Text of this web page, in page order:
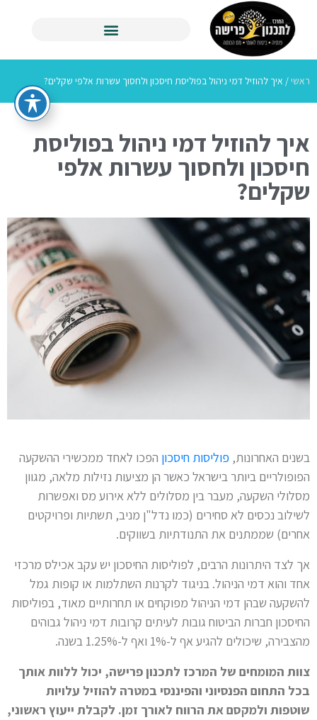
ראשי/ איך להוזיל דמי ניהול בפוליסת חיסכון ולחסוך עשרות אלפי שקלים?
איך להוזיל דמי ניהול בפוליסת
חיסכון ולחסוך עשרות אלפי
שקלים?
בשנים האחרונות, פוליסות חיסכון הפכו לאחד ממכשירי ההשקעה
הפופולריים ביותר בישראל כאשר הן מציעות נזילות מלאה, מגוון
מסלולי השקעה, מעבר בין מסלולים ללא אירוע מס ואפשרות
לשילוב נכסים לא סחירים (כמו נדל"ן מניב, תשתיות ופרויקטים
אחרים) שממתנים את התנודתיות בשווקים.
אך לצד היתרונות הרבים, לפוליסות החיסכון יש עקב אכילס מרכזי
אחד והוא דמי הניהול. בניגוד לקרנות השתלמות או קופות גמל
להשקעה שבהן דמי הניהול מפוקחים או תחרותיים מאוד, בפוליסות
החיסכון חברות הביטוח גובות לעיתים קרובות דמי ניהול גבוהים
מהצבירה, שיכולים להגיע אף ל-1% ואף ל-1.25% בשנה.
צוות המומחים של המרכז לתכנון פרישה, יכול ללוות אותך
בכל התחום הפנסיוני והפיננסי במטרה להוזיל עלויות
שוטפות ולמקסם את הרווח לאורך זמן. לקבלת ייעוץ ראשוני,